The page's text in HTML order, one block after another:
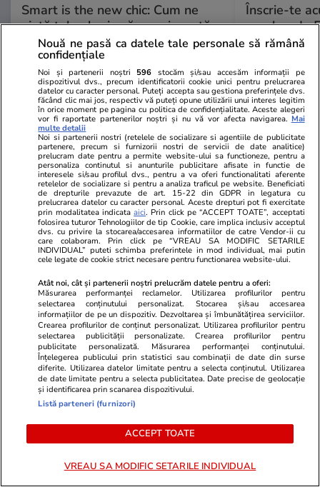
Smart is the new chic: Cum ne
ajută tehnologia să ne reinventăm
Înscrie-te
voucher de
PARTENERI
Wowbiz.ro
Andreea Ibacka a izbucnit în
plâns! Ce a emoționat-o până la
lacrimi pe vedetă: „Nu-mi mai e
rușine să fiu vulnerabilă”
Redactia.ro
Anastasia
căutată de
găsită fără
ei fusese
Alert
POLITIC
Politică 21:09
Legea salarizării. Înalta Curte
Nouă ne pasă ca datele tale personale să rămână
confidențiale
Noi și partenerii noștri 596 stocăm și/sau accesăm informații pe
dispozitivul dvs., precum identificatorii cookie unici pentru prelucrarea
datelor cu caracter personal. Puteți accepta sau gestiona preferințele dvs.
făcând clic mai jos, respectiv vă puteți opune utilizării unui interes legitim
în orice moment pe pagina cu politica de confidențialitate. Aceste alegeri
vor fi raportate partenerilor noștri și nu vă vor afecta navigarea. Mai
multe detalii
Noi si partenerii nostri (retelele de socializare si agentiile de publicitate
partenere, precum si furnizorii nostri de servicii de date analitice)
prelucram date pentru a permite website-ului sa functioneze, pentru a
personaliza continutul si anunturile publicitare afisate in functie de
interesele si/sau profilul dvs., pentru a va oferi functionalitati aferente
retelelor de socializare si pentru a analiza traficul pe website. Beneficiati
de drepturile prevazute de art. 15-22 din GDPR in legatura cu
prelucrarea datelor cu caracter personal. Aceste drepturi pot fi exercitate
prin modalitatea indicataaici. Prin click pe “ACCEPT TOATE”, acceptati
folosirea tuturor Tehnologiilor de tip Cookie, care implica inclusiv acceptul
dvs. cu privire la stocarea/accesarea informatiilor de catre Vendor-ii cu
care colaboram. Prin click pe “VREAU SA MODIFIC SETARILE
INDIVIDUAL” puteti schimba preferintele in mod individual, mai putin
cele legate de cookie strict necesare pentru functionarea website-ului.
Atât noi, cât și partenerii noștri prelucrăm datele pentru a oferi:
Măsurarea performanței reclamelor. Utilizarea profilurilor pentru
selectarea conținutului personalizat. Stocarea și/sau accesarea
informațiilor de pe un dispozitiv. Dezvoltarea și îmbunătățirea serviciilor.
Crearea profilurilor de conținut personalizat. Utilizarea profilurilor pentru
selectarea publicității personalizate. Crearea profilurilor pentru
publicitate personalizată. Măsurarea performanței conținutului.
Înțelegerea publicului prin statistici sau combinații de date din surse
diferite. Utilizarea datelor limitate pentru a selecta conținutul. Utilizarea
de date limitate pentru a selecta publicitatea. Date precise de geolocație
și identificarea prin scanarea dispozitivului.
Listă parteneri (furnizori)
ACCEPT TOATE
VREAU SA MODIFIC SETARILE INDIVIDUAL